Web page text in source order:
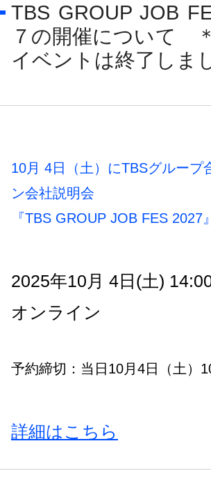
TBS GROUP JOB
７の開催について
イベントは終了しま
10月 4日（土）にTBSグループ
ン会社説明会
『TBS GROUP JOB FES 2027
2025年10月 4日(土)
オンライン
予約締切：当日10月4日（土）
詳細はこちら